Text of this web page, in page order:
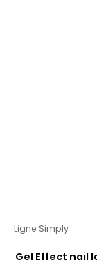
Ligne Simply
Gel Effect nail